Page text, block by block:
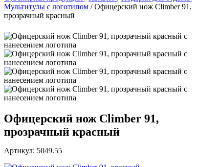
Мультитулы с логотипом / Офицерский нож Climber 91,
прозрачный красный
Офицерский нож Climber 91,
прозрачный красный
Артикул: 5049.55